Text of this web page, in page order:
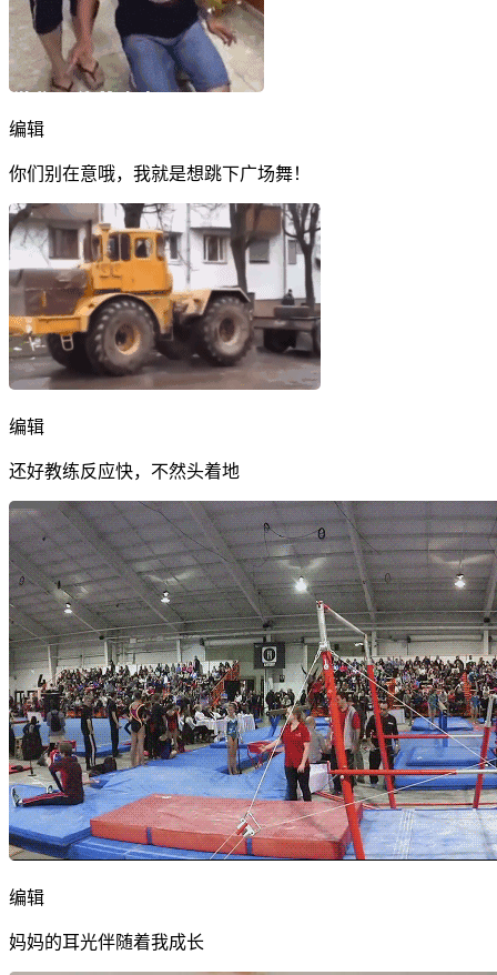
编辑
你们别在意哦，我就是想跳下广场舞！
编辑
还好教练反应快，不然头着地
编辑
妈妈的耳光伴随着我成长